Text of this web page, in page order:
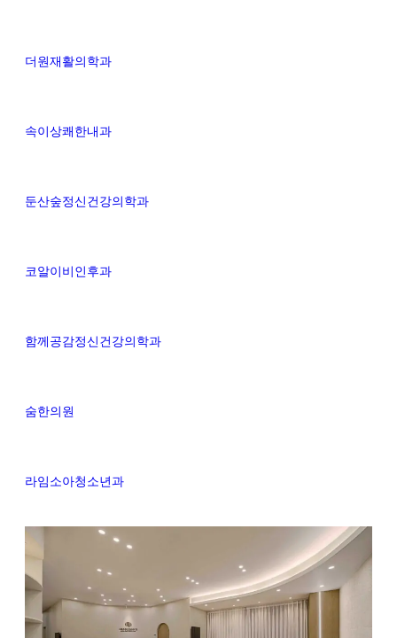
더원재활의학과
속이상쾌한내과
둔산숲정신건강의학과
코알이비인후과
함께공감정신건강의학과
숨한의원
라임소아청소년과